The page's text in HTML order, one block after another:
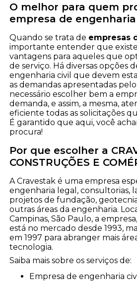
O melhor para quem
empresa de
Quando se trata de empresas
importante entender que
vantagens para aqueles que
de serviço. Há diversas opções
engenharia civil que devem
as demandas apresentadas
necessário escolher bem a
demanda, e assim, a mesma,
eficiente todas as solicitações
É garantido que aqui, você
procura!
Por que escolher a
CONSTRUÇÕES E
A Cravestak é uma empresa
engenharia legal, consultorias,
projetos de fundação,
outras áreas da engenharia.
Campinas, São Paulo, a
está no mercado desde 1993,
em 1997 para abranger mais
tecnologia.
Saiba mais sobre os serviços de:
empresa de engenharia